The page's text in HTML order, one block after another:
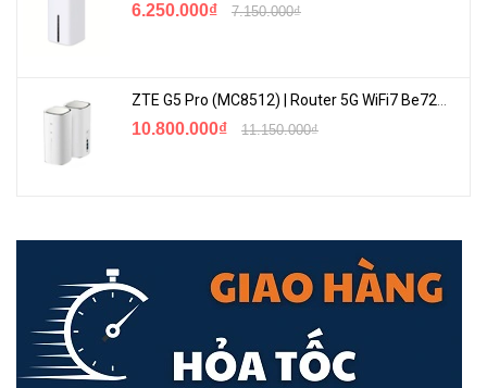
6.250.000₫ 7.150.000₫
10.800.000₫ 11.150.000₫